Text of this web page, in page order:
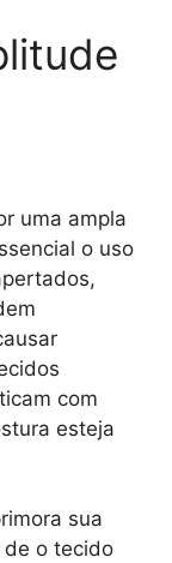
uma ampla
o uso
com
esteja
sua
de o tecido